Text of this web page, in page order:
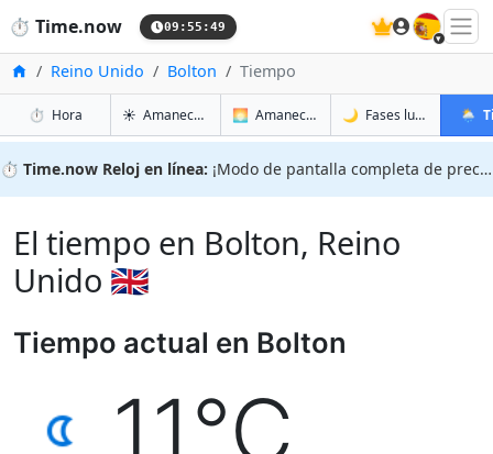
⏱️ Time.now 09:55:50 🇪🇸
InicioReino Unido Bolton Tiempo
⏱️ Horaen Bolton
☀️ Amanecer y atardecer en Bolton
🌅 Amanecer y atardecer mañana en
🌙 Fases lunares en
🌦️
⏱️ Time.now Reloj en línea: ¡Modo de pantalla completa de precisión!
El tiempo en Bolton, Reino
Unido 🇬🇧
Tiempo actual en Bolton
11°C